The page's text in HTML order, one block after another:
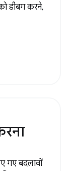
डीबग करने,
गए बदलावों